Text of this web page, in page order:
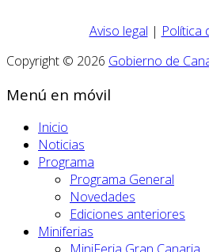
Aviso legal | Política
Copyright © 2026 Gobierno de
Menú en móvil
Inicio
Noticias
Programa
Programa General
Novedades
Ediciones anteriores
Miniferias